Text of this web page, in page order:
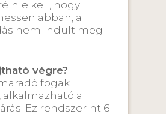
kell, hogy
abban, a
nem indult meg
végre?
fogak
alkalmazható a
Ez rendszerint 6